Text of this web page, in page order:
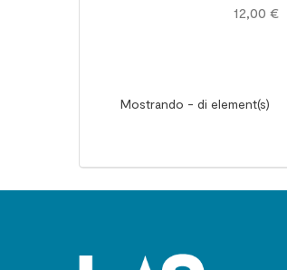
12,00 €
Mostrando - di element(s)